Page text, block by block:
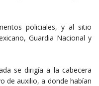
policiales, y al sitio
Guardia Nacional y
se dirigía a la cabecera
de auxilio, a donde habían